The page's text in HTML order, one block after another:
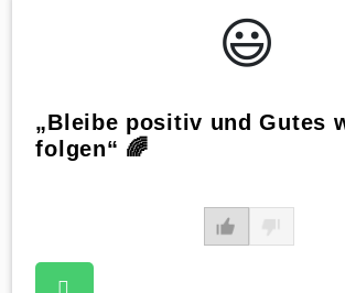
😃️
„Bleibe positiv und Gutes
folgen“ 🌈